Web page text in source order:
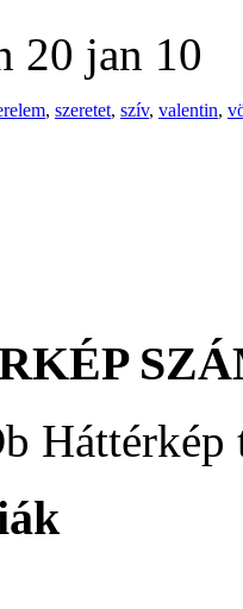
20 jan 10
, szeretet, szív, valentin,